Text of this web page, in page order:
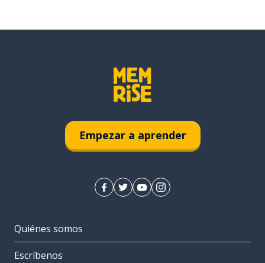
Empezar a aprender
Quiénes somos
Escríbenos